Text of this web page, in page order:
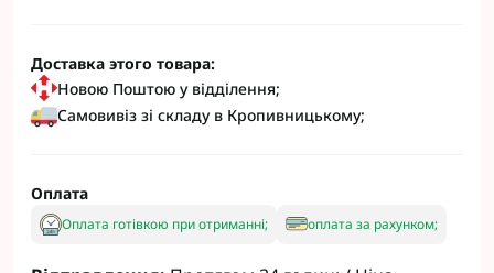
Доставка этого товара:
Новою Поштою у відділення;
Самовивіз зі складу в Кропивницькому;
Оплата
Оплата готівкою при отриманні; оплата за рахунком;